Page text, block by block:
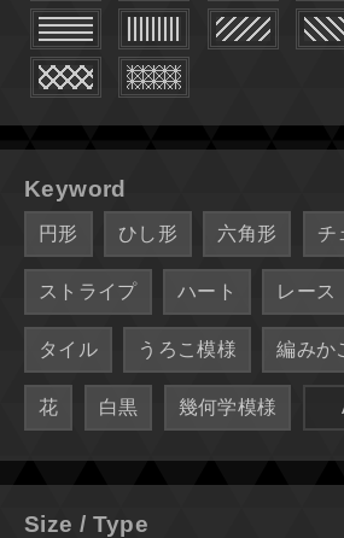
Keyword
円形 ひし形 六角形 チ
ストライプ ハート レース
タイル うろこ模様 編みか
花 白黒 幾何学模様
Size / Type